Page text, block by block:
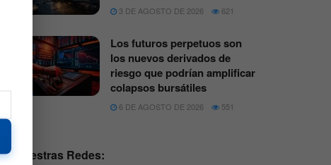
3 DE AGOSTO DE 2026 621
Los futuros perpetuos son
los nuevos derivados de
riesgo que podrían amplificar
colapsos bursátiles
6 DE AGOSTO DE 2026 551
Nuestras Redes: